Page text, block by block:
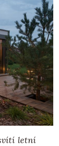
letní